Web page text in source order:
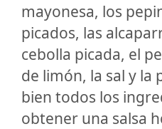
mayonesa, los
picados, las
cebolla picada, el
de limón, la sal y la
bien todos los
obtener una salsa